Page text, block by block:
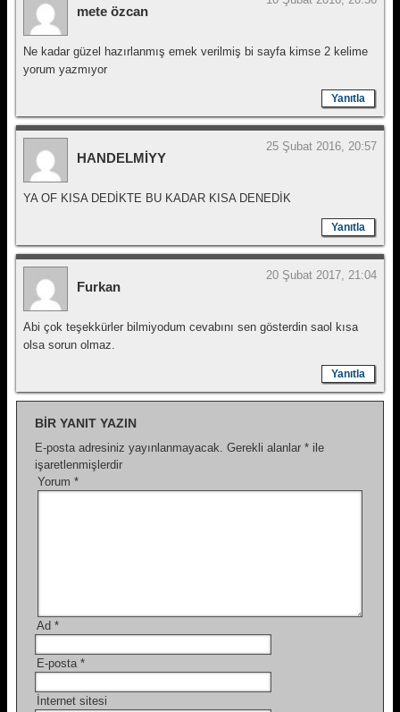
mete özcan
Ne kadar güzel hazırlanmış emek verilmiş bi sayfa kimse 2 kelime
yorum yazmıyor
Yanıtla
HANDELMİYY
25 Şubat 2016, 20:57
YA OF KISA DEDİKTE BU KADAR KISA DENEDİK
Yanıtla
Furkan
20 Şubat 2017, 21:04
Abi çok teşekkürler bilmiyodum cevabını sen gösterdin saol kısa
olsa sorun olmaz.
Yanıtla
BIR YANIT YAZIN
E-posta adresiniz yayınlanmayacak. Gerekli alanlar * ile
işaretlenmişlerdir
Yorum *
Ad *
E-posta *
İnternet sitesi